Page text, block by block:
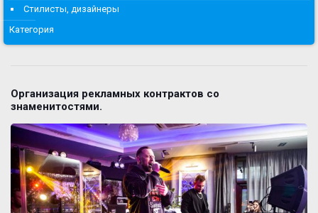
Стилисты, дизайнеры
Категория
Организация рекламных контрактов со
знаменитостями.